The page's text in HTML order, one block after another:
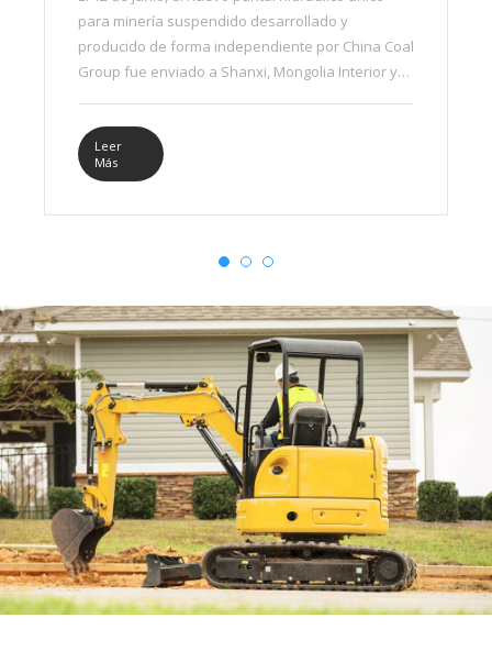
para minería suspendido desarrollado y
producido de forma independiente por China Coal
Group fue enviado a Shanxi, Mongolia Interior y
frenesí de ventas.
Leer
Más